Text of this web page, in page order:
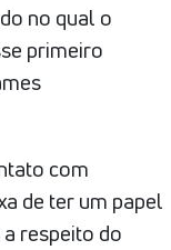
no qual o
primeiro
com
de ter um papel
respeito do